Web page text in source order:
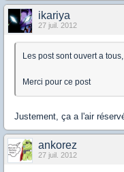
ikariya
27 juil. 2012
Les post sont ouvert a
Merci pour ce post
Justement, ça a l'air
ankorez
27 juil. 2012